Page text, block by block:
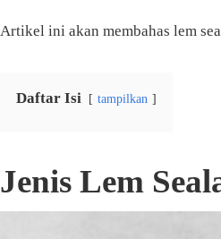
Artikel ini akan membahas lem
Daftar Isi tampilkan
Jenis Lem